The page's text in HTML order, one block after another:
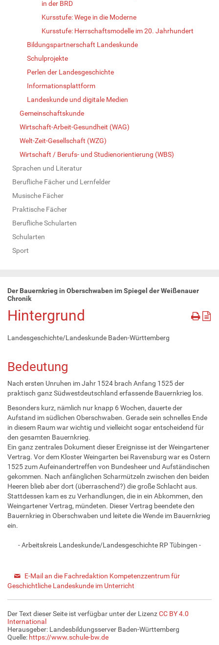
in der BRD
Kursstufe: Wege in die Moderne
Kursstufe: Herrschaftsmodelle im 20. Jahrhundert
Bildungspartnerschaft Landeskunde
Schulprojekte
Perlen der Landesgeschichte
Informationsplattform
Landeskunde und digitale Medien
Gemeinschaftskunde
Wirtschaft-Arbeit-Gesundheit (WAG)
Welt-Zeit-Gesellschaft (WZG)
Wirtschaft / Berufs- und Studienorientierung (WBS)
Sprachen und Literatur
Berufliche Fächer und Lernfelder
Musische Fächer
Praktische Fächer
Berufliche Schularten
Schularten
Sport
Der Bauernkrieg in Oberschwaben im Spiegel der Weißenauer
Chronik
Hintergrund
Landesgeschichte/Landeskunde Baden-Württemberg
Bedeutung
Nach ersten Unruhen im Jahr 1524 brach Anfang 1525 der
praktisch ganz Südwestdeutschland erfassende Bauernkrieg los.
Besonders kurz, nämlich nur knapp 6 Wochen, dauerte der
Aufstand im südlichen Oberschwaben. Gerade sein schnelles Ende
in diesem Raum war wichtig und vielleicht sogar entscheidend für
den gesamten Bauernkrieg.
Ein ganz zentrales Dokument dieser Ereignisse ist der Weingartener
Vertrag. Vor dem Kloster Weingarten bei Ravensburg war es Ostern
1525 zum Aufeinandertreffen von Bundesheer und Aufständischen
gekommen. Nach anfänglichen Scharmützeln zwischen den beiden
Heeren blieb aber dort (überraschend?) die große Schlacht aus.
Stattdessen kam es zu Verhandlungen, die in ein Abkommen, den
Weingartener Vertrag, mündeten. Dieser Vertrag beendete den
Bauernkrieg in Oberschwaben und leitete die Wende im Bauernkrieg
ein.
- Arbeitskreis Landeskunde/Landesgeschichte RP Tübingen -
E-Mail an die Fachredaktion Kompetenzzentrum für
Geschichtliche Landeskunde im Unterricht
Der Text dieser Seite ist verfügbar unter der LizenzCC BY 4.0
International
Herausgeber: Landesbildungsserver Baden-Württemberg
Quelle: https://www.schule-bw.de